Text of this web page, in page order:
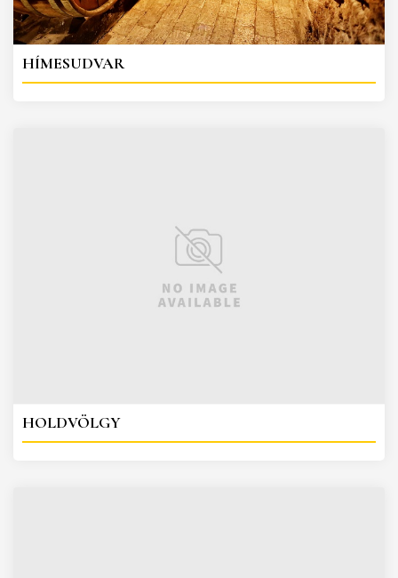
HÍMESUDVAR
HOLDVÖLGY